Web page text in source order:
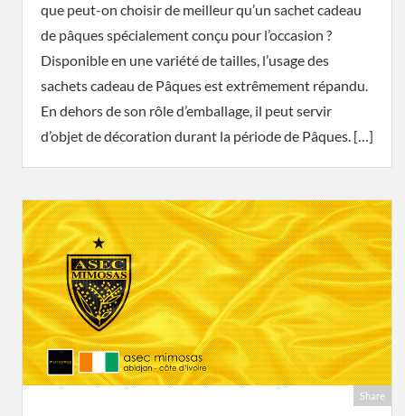
que peut-on choisir de meilleur qu’un sachet cadeau
de pâques spécialement conçu pour l’occasion ?
Disponible en une variété de tailles, l’usage des
sachets cadeau de Pâques est extrêmement répandu.
En dehors de son rôle d’emballage, il peut servir
d’objet de décoration durant la période de Pâques. […]
Share